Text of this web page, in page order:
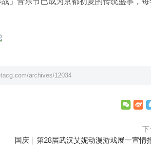
archives/12034
下
国庆｜第28届武汉艾妮动漫游戏展一宣情